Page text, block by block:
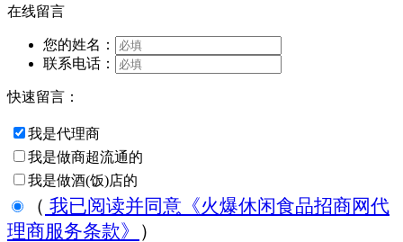
在线留言
您的姓名：
联系电话：
快速留言：
我是代理商
我是做商超流通的
我是做酒(饭)店的
（ 我已阅读并同意《火爆休闲食品招商网代
理商服务条款》
）